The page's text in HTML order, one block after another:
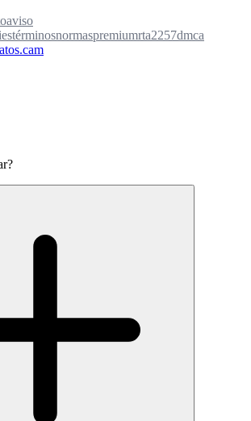
aviso
términosnormaspremiumrta2257dmca
.cam